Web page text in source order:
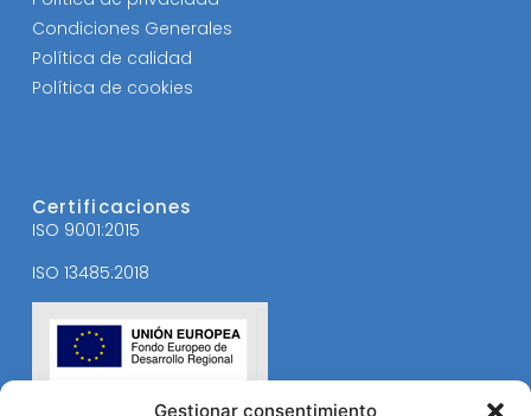
Gestionar consentimiento
Condiciones Generales
Política de calidad
Política de cookies
Certificaciones
ISO 9001:2015
ISO 13485:2018